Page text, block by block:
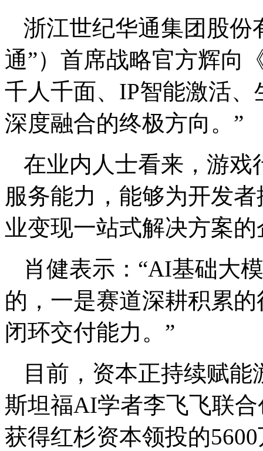
浙江世纪华通集团股份
通”）首席战略官方辉向
千人千面、IP智能激活
深度融合的终极方向。”
在业内人士看来，游戏
服务能力，能够为开发
业变现一站式解决方案
肖健表示：“AI基础大
的，一是赛道深耕积累
闭环交付能力。”
目前，资本正持续赋
斯坦福AI学者李飞飞联
获得红杉资本领投的